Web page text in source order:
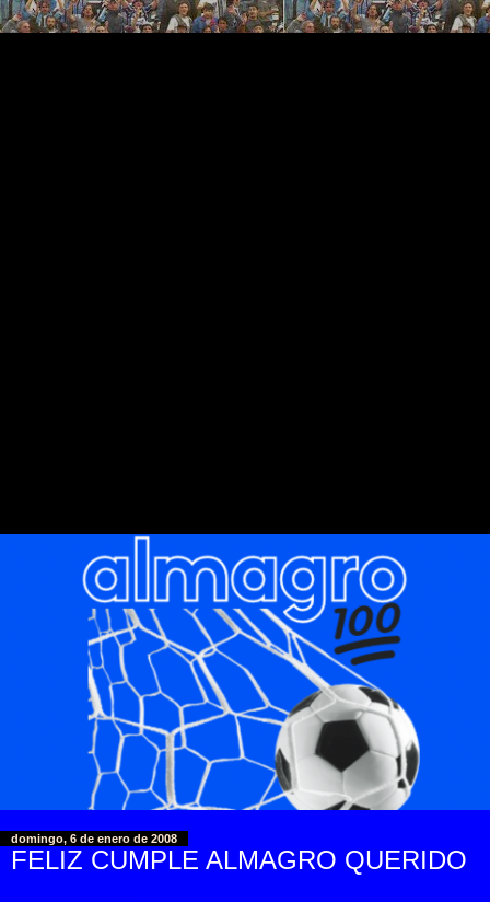
domingo, 6 de enero de 2008
FELIZ CUMPLE ALMAGRO QUERIDO